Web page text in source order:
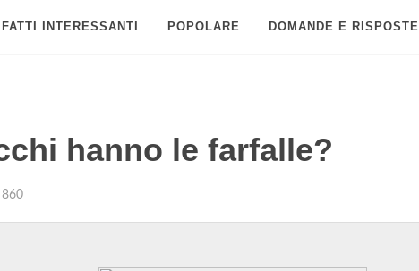
FATTI INTERESSANTI POPOLARE DOMANDE E RISPOSTE
hanno le farfalle?
860